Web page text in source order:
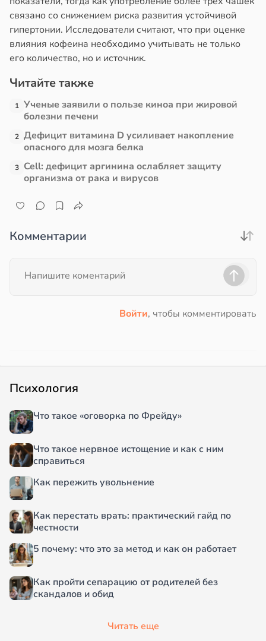
связано со снижением риска развития устойчивой
гипертонии. Исследователи считают, что при оценке
влияния кофеина необходимо учитывать не только
его количество, но и источник.
Читайте также
1 Ученые заявили о пользе киноа при жировой
болезни печени
2 Дефицит витамина D усиливает накопление
опасного для мозга белка
3 Cell: дефицит аргинина ослабляет защиту
организма от рака и вирусов
Комментарии
Войти, чтобы комментировать
Психология
Что такое «оговорка по Фрейду»
Что такое нервное истощение и как с ним
справиться
Как пережить увольнение
Как перестать врать: практический гайд по
честности
5 почему: что это за метод и как он работает
Как пройти сепарацию от родителей без
скандалов и обид
Читать еще